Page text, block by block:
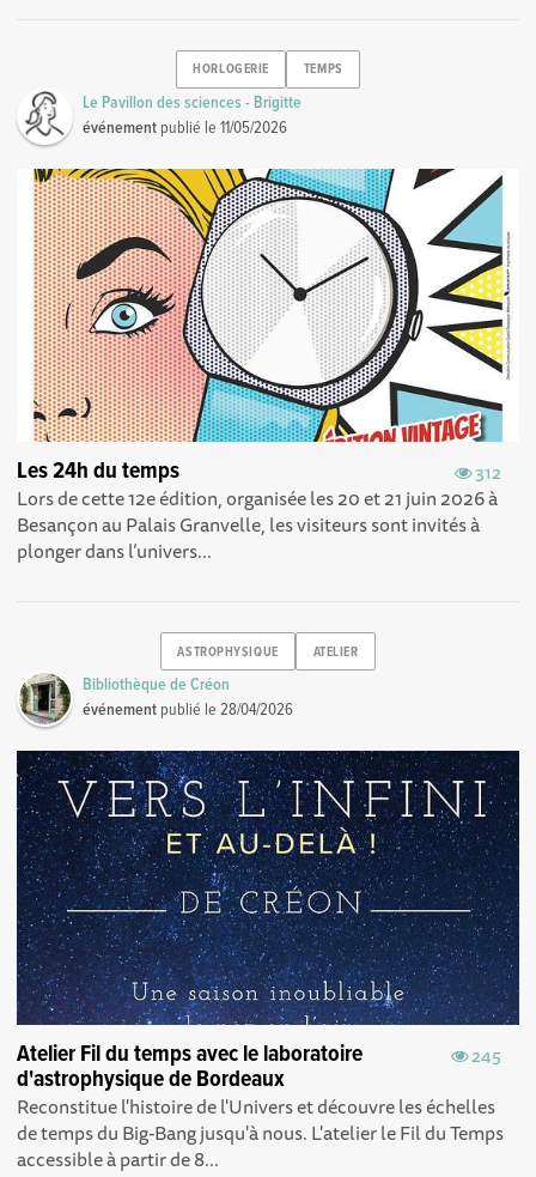
HORLOGERIE TEMPS
Le Pavillon des sciences - Brigitte
événement publié le11/05/2026
312
Les 24h du temps
Lors de cette 12e édition, organisée les 20 et 21 juin 2026 à
Besançon au Palais Granvelle, les visiteurs sont invités à
plonger dans l’univers...
ASTROPHYSIQUE ATELIER
Bibliothèque de Créon
événement publié le28/04/2026
245
Atelier Fil du temps avec le laboratoire
d'astrophysique de Bordeaux
Reconstitue l'histoire de l'Univers et découvre les échelles
de temps du Big-Bang jusqu'à nous. L'atelier le Fil du Temps
accessible à partir de 8...